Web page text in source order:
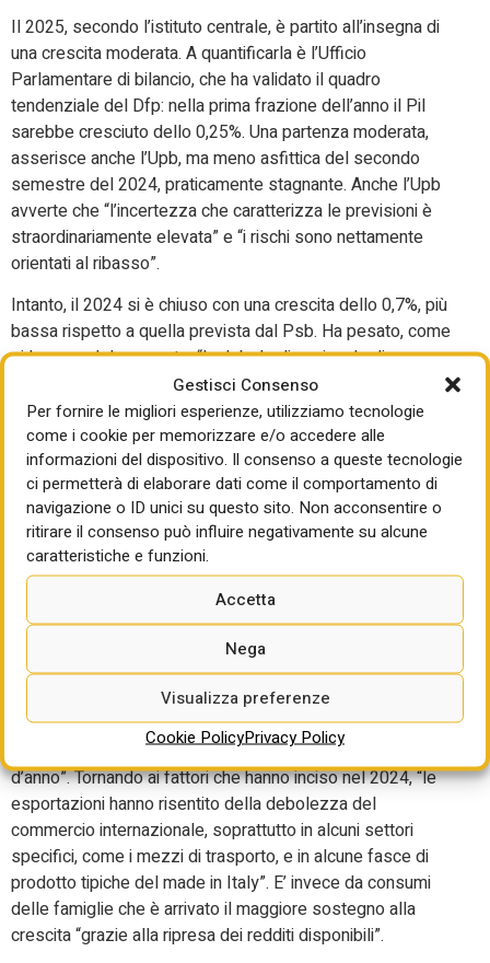
Gestisci Consenso
Per fornire le migliori esperienze, utilizziamo tecnologie
come i cookie per memorizzare e/o accedere alle
informazioni del dispositivo. Il consenso a queste tecnologie
ci permetterà di elaborare dati come il comportamento di
navigazione o ID unici su questo sito. Non acconsentire o
ritirare il consenso può influire negativamente su alcune
caratteristiche e funzioni.
Accetta
Nega
Visualizza preferenze
Cookie PolicyPrivacy Policy
Il 2025, secondo l’istituto centrale, è partito all’insegna di
una crescita moderata. A quantificarla è l’Ufficio
Parlamentare di bilancio, che ha validato il quadro
tendenziale del Dfp: nella prima frazione dell’anno il Pil
sarebbe cresciuto dello 0,25%. Una partenza moderata,
asserisce anche l’Upb, ma meno asfittica del secondo
semestre del 2024, praticamente stagnante. Anche l’Upb
avverte che “l’incertezza che caratterizza le previsioni è
straordinariamente elevata” e “i rischi sono nettamente
orientati al ribasso”.
Intanto, il 2024 si è chiuso con una crescita dello 0,7%, più
bassa rispetto a quella prevista dal Psb. Ha pesato, come
si legge nel documento, “la debole dinamica degli
investimenti, in particolare degli acquisti di macchinari,
attrezzature e – soprattutto – dei mezzi di trasporto, che
ha risentito del propagarsi degli effetti esercitati dalla
politica monetaria, particolarmente restrittiva fino al mese
di giugno. Differentemente, soprattutto nella parte finale
dell’anno, l’espansione degli investimenti in costruzioni si è
mantenuta solida grazie al comparto non residenziale e ai
progetti legati al PNRR, scontando un fisiologico
rallentamento dovuto alla flessione nel comparto
abitativo”. Per l’anno in corso, rileva il documento, “alla
discesa dei livelli di attività nel settore residenziale si
contrapporrebbe una sostenuta dinamica degli investimenti
nel settore non residenziale, anche grazie allo stimolo
fornito dai fondi PNRR, previsto intensificarsi in corso
d’anno”. Tornando ai fattori che hanno inciso nel 2024, “le
esportazioni hanno risentito della debolezza del
commercio internazionale, soprattutto in alcuni settori
specifici, come i mezzi di trasporto, e in alcune fasce di
prodotto tipiche del made in Italy”. E’ invece da consumi
delle famiglie che è arrivato il maggiore sostegno alla
crescita “grazie alla ripresa dei redditi disponibili”.